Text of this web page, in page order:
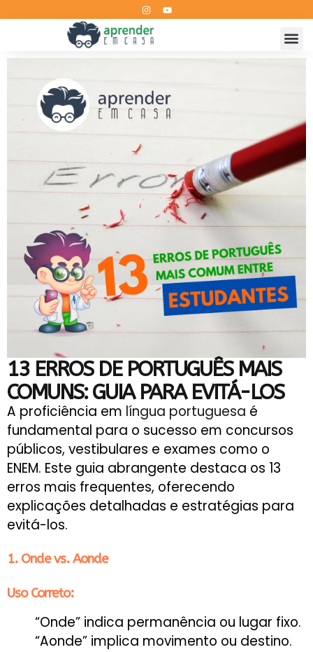
13 ERROS DE PORTUGUÊS MAIS
COMUNS: GUIA PARA EVITÁ-LOS
A proficiência em língua portuguesa é
fundamental para o sucesso em concursos
públicos, vestibulares e exames como o
ENEM. Este guia abrangente destaca os 13
erros mais frequentes, oferecendo
explicações detalhadas e estratégias para
evitá-los.
1. Onde vs. Aonde
Uso Correto:
“Onde” indica permanência ou lugar fixo.
“Aonde” implica movimento ou destino.